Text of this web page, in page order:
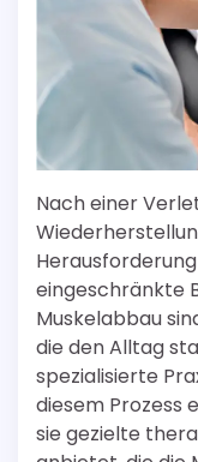
Nach einer
eingeschränkte
Muskelabbau
die den Alltag
spezialisierte
diesem Prozess
sie gezielte